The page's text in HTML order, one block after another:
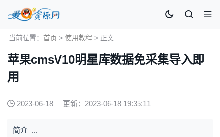
当前位置： 首页 > 使用教程 > 正文
苹果cmsV10明星库数据免采集导入即
用
2023-06-18 更新：2023-06-18 19:35:11
简介 ...